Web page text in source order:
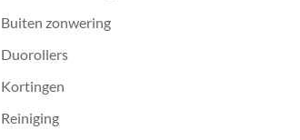
Buiten zonwering
Duorollers
Kortingen
Reiniging